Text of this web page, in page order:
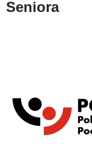
Seniora